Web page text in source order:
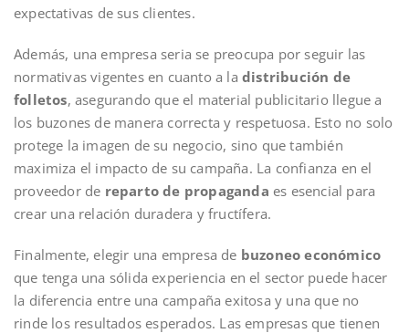
expectativas de sus clientes.
Además, una empresa seria se preocupa por seguir las
normativas vigentes en cuanto a la distribución de
folletos, asegurando que el material publicitario llegue a
los buzones de manera correcta y respetuosa. Esto no solo
protege la imagen de su negocio, sino que también
maximiza el impacto de su campaña. La confianza en el
proveedor de reparto de propaganda es esencial para
crear una relación duradera y fructífera.
Finalmente, elegir una empresa de buzoneo económico
que tenga una sólida experiencia en el sector puede hacer
la diferencia entre una campaña exitosa y una que no
rinde los resultados esperados. Las empresas que tienen